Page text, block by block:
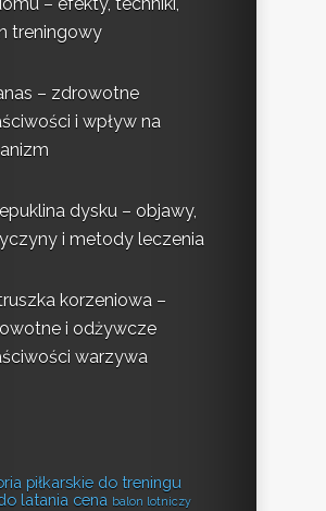
treningowy
– zdrowotne
i wpływ na
dysku – objawy,
i metody leczenia
korzeniowa –
i odżywcze
warzywa
piłkarskie do treningu
latania cena balon lotniczy